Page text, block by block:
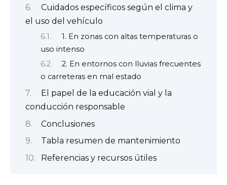
Cuidados específicos según el clima y
el uso del vehículo
1. En zonas con altas temperaturas o
uso intenso
2. En entornos con lluvias frecuentes
o carreteras en mal estado
El papel de la educación vial y la
conducción responsable
Conclusiones
Tabla resumen de mantenimiento
Referencias y recursos útiles